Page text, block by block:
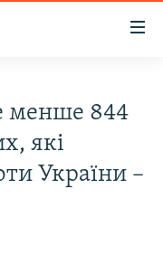
менше 844
які
України –